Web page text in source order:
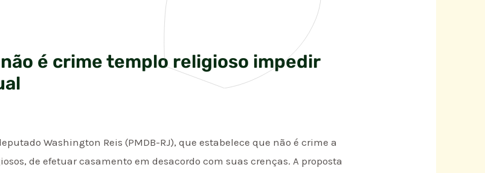
é crime templo religioso impedir
Washington Reis (PMDB-RJ), que estabelece que não é crime a
de efetuar casamento em desacordo com suas crenças. A proposta